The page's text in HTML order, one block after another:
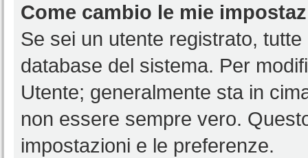
Come cambio le mie
Se sei un utente registrato,
database del sistema. Per
Utente; generalmente sta in
non essere sempre vero.
impostazioni e le preferenze.